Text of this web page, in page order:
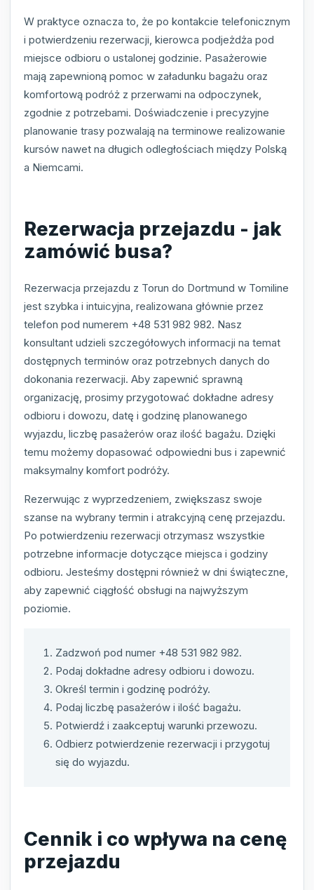
W praktyce oznacza to, że po kontakcie telefonicznym
i potwierdzeniu rezerwacji, kierowca podjeżdża pod
miejsce odbioru o ustalonej godzinie. Pasażerowie
mają zapewnioną pomoc w załadunku bagażu oraz
komfortową podróż z przerwami na odpoczynek,
zgodnie z potrzebami. Doświadczenie i precyzyjne
planowanie trasy pozwalają na terminowe realizowanie
kursów nawet na długich odległościach między Polską
a Niemcami.
Rezerwacja przejazdu - jak
zamówić busa?
Rezerwacja przejazdu z Torun do Dortmund w Tomiline
jest szybka i intuicyjna, realizowana głównie przez
telefon pod numerem +48 531 982 982. Nasz
konsultant udzieli szczegółowych informacji na temat
dostępnych terminów oraz potrzebnych danych do
dokonania rezerwacji. Aby zapewnić sprawną
organizację, prosimy przygotować dokładne adresy
odbioru i dowozu, datę i godzinę planowanego
wyjazdu, liczbę pasażerów oraz ilość bagażu. Dzięki
temu możemy dopasować odpowiedni bus i zapewnić
maksymalny komfort podróży.
Rezerwując z wyprzedzeniem, zwiększasz swoje
szanse na wybrany termin i atrakcyjną cenę przejazdu.
Po potwierdzeniu rezerwacji otrzymasz wszystkie
potrzebne informacje dotyczące miejsca i godziny
odbioru. Jesteśmy dostępni również w dni świąteczne,
aby zapewnić ciągłość obsługi na najwyższym
poziomie.
Zadzwoń pod numer +48 531 982 982.
Podaj dokładne adresy odbioru i dowozu.
Określ termin i godzinę podróży.
Podaj liczbę pasażerów i ilość bagażu.
Potwierdź i zaakceptuj warunki przewozu.
Odbierz potwierdzenie rezerwacji i przygotuj
się do wyjazdu.
Cennik i co wpływa na cenę
przejazdu